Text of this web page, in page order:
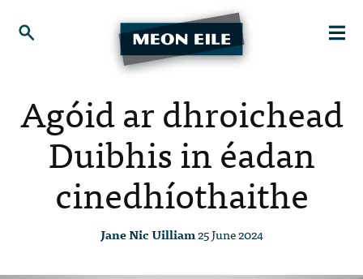
Agóid ar dhroichead
Duibhis in éadan
cinedhíothaithe
Jane Nic Uilliam25 June 2024